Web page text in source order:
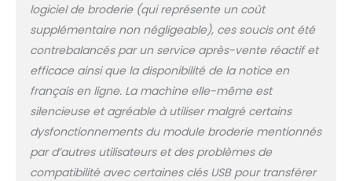
les poignets PRISE EN MAIN
FACILE ET COMPLETE :
Parfaite pour la couture
quotidienne ! Garce à ses
200 points, la Bernette
Chicago 7 vous permettra
de réaliser tous vos projets
de couture et de
décoration
logiciel de broderie (qui représente un coût
supplémentaire non négligeable), ces soucis ont été
contrebalancés par un service après-vente réactif et
efficace ainsi que la disponibilité de la notice en
français en ligne. La machine elle-même est
silencieuse et agréable à utiliser malgré certains
dysfonctionnements du module broderie mentionnés
par d’autres utilisateurs et des problèmes de
compatibilité avec certaines clés USB pour transférer